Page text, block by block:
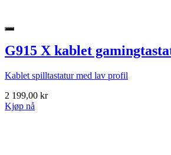
G915 X kablet
Kablet spilltastatur med lav profil
2 199,00 kr
Kjøp nå